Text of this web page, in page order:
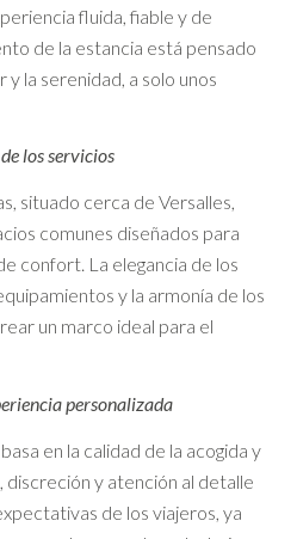
fluida, fiable y de
de la estancia está pensado
la serenidad, a solo unos
los servicios
situado cerca de Versalles,
comunes diseñados para
confort. La elegancia de los
y la armonía de los
un marco ideal para el
personalizada
en la calidad de la acogida y
y atención al detalle
de los viajeros, ya